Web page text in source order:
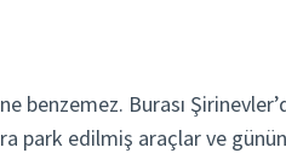
Burası
park edilmiş araçlar ve